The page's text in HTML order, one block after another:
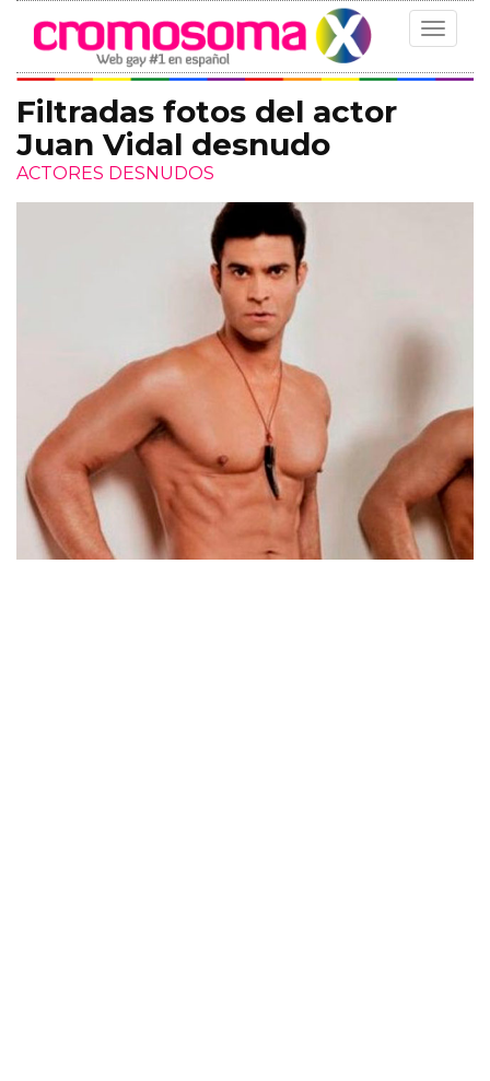
Toggle
Filtradas fotos del actor
Juan Vidal desnudo
ACTORES DESNUDOS